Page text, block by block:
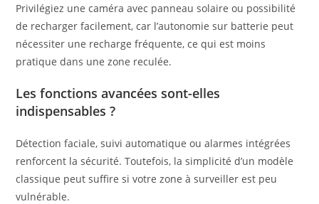
Privilégiez une caméra avec panneau solaire ou possibilité
de recharger facilement, car l’autonomie sur batterie peut
nécessiter une recharge fréquente, ce qui est moins
pratique dans une zone reculée.
Les fonctions avancées sont-elles
indispensables ?
Détection faciale, suivi automatique ou alarmes intégrées
renforcent la sécurité. Toutefois, la simplicité d’un modèle
classique peut suffire si votre zone à surveiller est peu
vulnérable.